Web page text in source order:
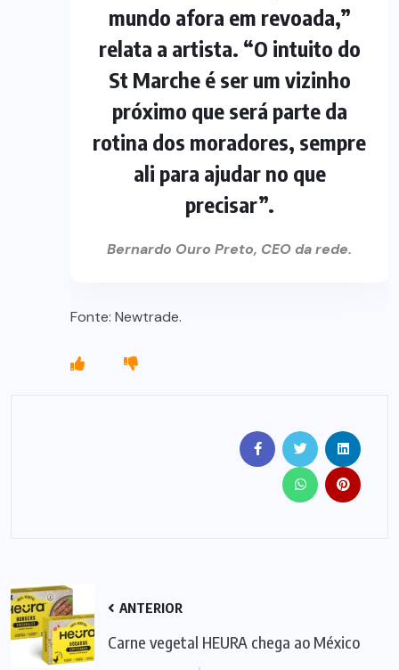
mundo afora em revoada,”
relata a artista. “O intuito do
St Marche é ser um vizinho
próximo que será parte da
rotina dos moradores, sempre
ali para ajudar no que
precisar”.
Bernardo Ouro Preto, CEO da rede.
Fonte: Newtrade.
ANTERIOR
Carne vegetal HEURA chega ao México